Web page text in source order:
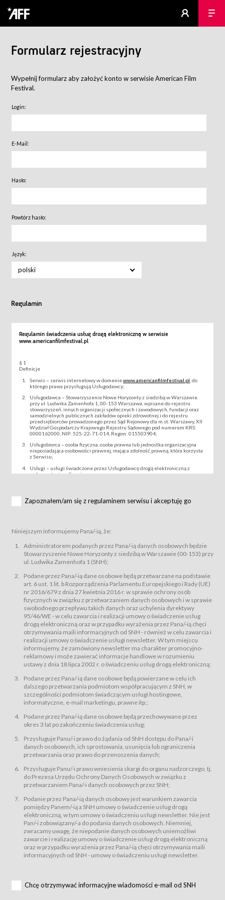
Formularz rejestracyjny
Wypełnij formularz aby założyć konto w serwisie American Film
Festival.
Login:
E-Mail:
Hasło:
Powtórz hasło:
Język:
polski
Regulamin
Regulamin świadczenia usług drogą elektroniczną w serwisie
www.americanfilmfestival.pl
§ 1
Definicje
Serwis – serwis internetowy w domeniewww.americanfilmfestival.pl , do
którego prawa przysługują Usługodawcy;
Usługodawca – Stowarzyszenie Nowe Horyzonty z siedzibą w Warszawie
przy ul. Ludwika Zamenhofa 1, 00-153 Warszawa, wpisane do rejestru
stowarzyszeń, innych organizacji społecznych i zawodowych, fundacji oraz
samodzielnych publicznych zakładów opieki zdrowotnej i do rejestru
przedsiębiorców prowadzonego przez Sąd Rejonowy dla m.st. Warszawy, XII
Wydział Gospodarczy Krajowego Rejestru Sądowego pod numerem KRS:
0000162000, NIP: 525-22-71-014, Regon: 015503904;
Usługobiorca – osoba fizyczna, osoba prawna lub jednostka organizacyjna
nieposiadająca osobowości prawnej, mająca zdolność prawną, która korzysta
z Serwisu;
Usługi – usługi świadczone przez Usługodawcę drogą elektroniczną z
wykorzystaniem Serwisu;
za pośrednictwem Serwisu;
podmiotom z branży mediów i filmowej (Akredytacje);
Bilety – wybrane dokumenty potwierdzające zawarcie umowy z
Usługodawcą i uprawniające do wzięcia udziału w Wydarzeniu,
przewidziane przez Usługodawcę dla danego Wydarzenia, tj. uprawniające
do uczestnictwa w wielu albo w pojedynczych seansach filmowych,
Sklep – sklep internetowy prowadzony przez Usługodawcę w Serwisie;
Regulamin – niniejszy regulamin.
§ 2
Postanowienia ogólne
Regulamin określa zasady:
świadczenia Usługobiorcom Usług przez Usługodawcę, z
zastrzeżeniem usług, o których mowa w ust. 2 pkt. 4 i 5 poniżej, których
zasady świadczenia precyzują odrębne regulaminy,
przetwarzania przez Usługodawcę danych osobowych Usługobiorców
będących osobami fizycznymi.
świadczy Usługi drogą elektroniczną w rozumieniu ustawy z dnia 18 lipca
2002 r. o świadczeniu usług drogą elektroniczną (Dz.U. z 2002 r., Nr 144, poz.
1204, z późń. zm.). Usługi świadczone są nieodpłatnie.
usługę przeglądania i odczytywania przez Usługobiorców materiałów
zamieszczanych w Serwisie,
usługę utrzymywania konta użytkownika w Serwisie,
usługę newsletter,
usługę zawierania na odległość umów nabycia Karnetów i Biletów,
usługę zawierania na odległość umów sprzedaży w Sklepie.
dnia 18 lipca 2002 r. o świadczeniu usług drogą elektroniczną (Dz.U. z 2002
r., Nr 144, poz. 1204, z późń. zm.). Usługi świadczone są nieodpłatnie.
Na zasadach określonych w Regulaminie dostęp do Serwisu jest otwarty dla
Usługobiorca przed rozpoczęciem korzystania z Serwisu jest zobowiązany
zapoznać się z Regulaminem. Założenie konta w Serwisie oraz zamówienie
usługi newsletter za pośrednictwem przeznaczonego do tego formularza
zamieszczonego na stronach Serwisu dostępnych dla wszystkich
Usługobiorców wymaga akceptacji postanowień Regulaminu.
Usługobiorca zobowiązany jest do przestrzegania postanowień Regulaminu
od chwili rozpoczęcia korzystania z Serwisu.
Regulamin jest udostępniony Usługobiorcom nieodpłatnie za
Warunki techniczne korzystania z Usług
Zapoznałem/am się z regulaminem serwisu i akceptuję go
Niniejszym informujemy Pana/-ią, że:
Administratorem podanych przez Pana/-ią danych osobowych będzie
Stowarzyszenie Nowe Horyzonty z siedzibą w Warszawie (00-153) przy
ul. Ludwika Zamenhofa 1 (SNH);
Podane przez Pana/-ią dane osobowe będą przetwarzane na podstawie
art. 6 ust. 1 lit. b Rozporządzenia Parlamentu Europejskiego i Rady (UE)
nr 2016/679 z dnia 27 kwietnia 2016 r. w sprawie ochrony osób
fizycznych w związku z przetwarzaniem danych osobowych i w sprawie
swobodnego przepływu takich danych oraz uchylenia dyrektywy
95/46/WE - w celu zawarcia i realizacji umowy o świadczenie usług
drogą elektroniczną oraz w przypadku wyrażenia przez Pana/-ią chęci
otrzymywania maili informacyjnych od SNH - również w celu zawarcia i
realizacji umowy o świadczenie usługi newsletter. W tym miejscu
informujemy, że zamówiony newsletter ma charakter promocyjno-
reklamowy i może zawierać informacje handlowe w rozumieniu
ustawy z dnia 18 lipca 2002 r. o świadczeniu usług drogą elektroniczną;
Podane przez Pana/-ią dane osobowe będą powierzane w celu ich
dalszego przetwarzania podmiotom współpracującym z SNH, w
szczególności podmiotom świadczącym usługi hostingowe,
informatyczne, e-mail marketingu, prawne itp.;
Podane przez Pana/-ią dane osobowe będą przechowywane przez
okres 3 lat po zakończeniu świadczenia usług;
Przysługuje Panu/-i prawo do żądania od SNH dostępu do Pana/-i
danych osobowych, ich sprostowania, usunięcia lub ograniczenia
przetwarzania oraz prawo do przenoszenia danych;
Przysługuje Panu/-i prawo wniesienia skargi do organu nadzorczego, tj.
do Prezesa Urzędu Ochrony Danych Osobowych w związku z
przetwarzaniem Pana/-i danych osobowych przez SNH;
Podanie przez Pana/-ią danych osobowy jest warunkiem zawarcia
pomiędzy Panem/-ią a SNH umowy o świadczenie usług drogą
elektroniczną, w tym umowy o świadczeniu usługi newsletter. Nie jest
Pan/-i zobowiązany/-a do podania danych osobowych. Niemniej,
zwracamy uwagę, że niepodanie danych osobowych uniemożliwi
zawarcie i realizację umowy o świadczenie usług drogą elektroniczną
oraz w przypadku wyrażenia przez Pana/-ią chęci otrzymywania maili
informacyjnych od SNH - umowy o świadczeniu usługi newsletter.
Chcę otrzymywać informacyjne wiadomości e-mail od SNH